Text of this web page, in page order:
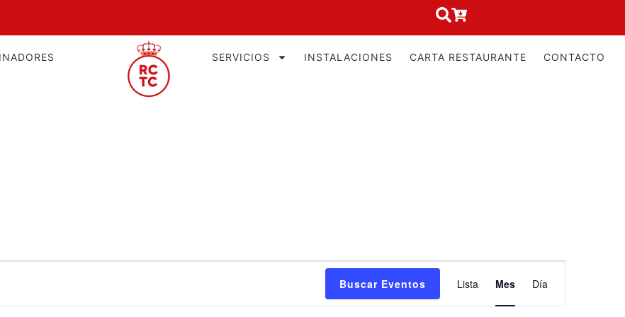
SERVICIOS INSTALACIONES CARTA RESTAURANTE CONTACTO
Buscar Eventos
de
Lista Mes Día